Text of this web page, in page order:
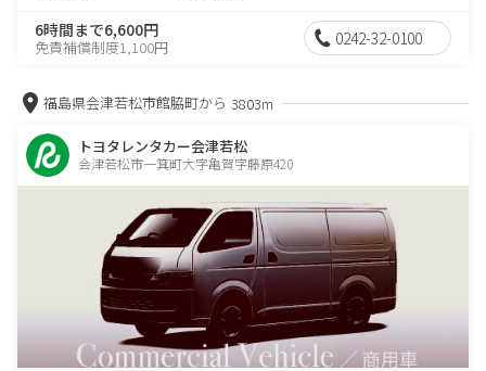
6時間まで6,600円
免責補償制度1,100円 0242-32-0100
福島県会津若松市館脇町から 3803m
トヨタレンタカー会津若松
会津若松市一箕町大字亀賀字藤原420